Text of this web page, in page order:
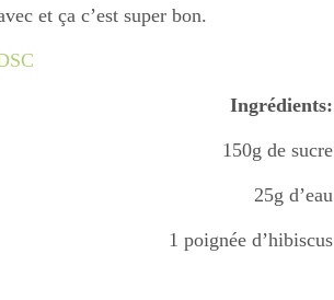
et ça c’est super bon.
Ingrédients:
150g de sucre
25g d’eau
1 poignée d’hibiscus